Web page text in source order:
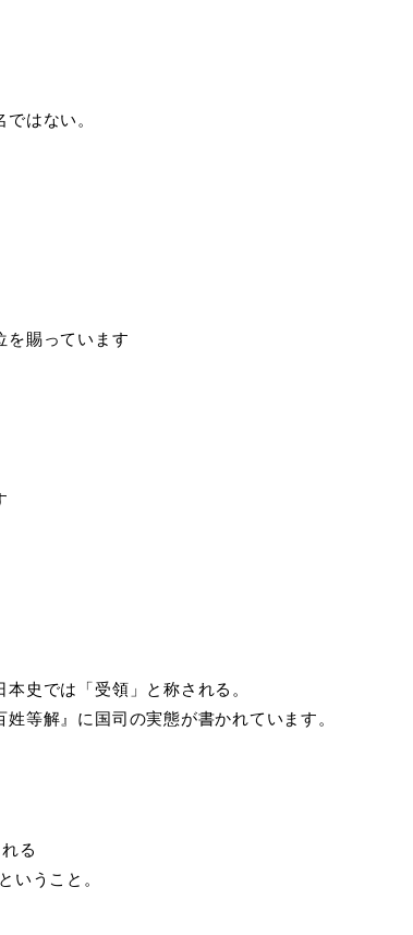
はない。
を賜っています
史では「受領」と称される。
等解』に国司の実態が書かれています。
る
いうこと。